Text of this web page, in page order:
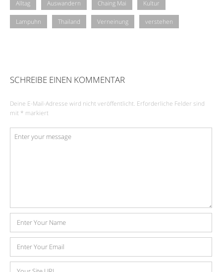
Alltag Auswandern Chaing Mai Kultur
Lampuhn Thailand Verneinung verstehen
SCHREIBE EINEN KOMMENTAR
Deine E-Mail-Adresse wird nicht veröffentlicht. Erforderliche Felder sind
mit * markiert
Kommentar
Name
Mail-
Adresse
Website